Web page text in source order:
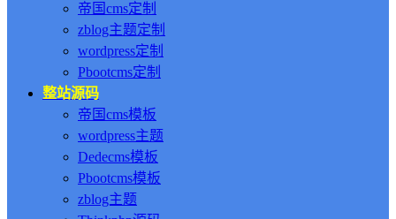
帝国cms定制
zblog主题定制
wordpress定制
Pbootcms定制
整站源码
帝国cms模板
wordpress主题
Dedecms模板
Pbootcms模板
zblog主题